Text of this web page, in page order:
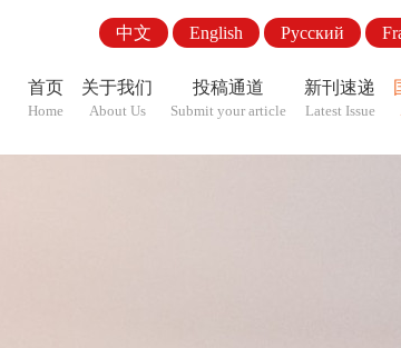
中文 English Pусский
首页
Home
关于我们
About Us
投稿通道
Submit your article
新刊速递
Latest Issue